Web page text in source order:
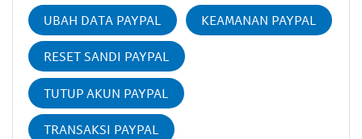
UBAH DATA PAYPAL KEAMANAN PAYPAL
RESET SANDI PAYPAL
TUTUP AKUN PAYPAL
TRANSAKSI PAYPAL